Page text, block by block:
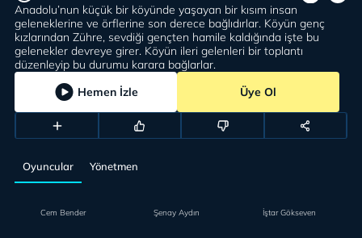
Anadolu’nun küçük bir köyünde yaşayan bir kısım insan
geleneklerine ve örflerine son derece bağlıdırlar. Köyün genç
kızlarından Zühre, sevdiği gençten hamile kaldığında işte bu
gelenekler devreye girer. Köyün ileri gelenleri bir toplantı
düzenleyip bu durumu karara bağlarlar.
Hemen İzle Üye Ol
Oyuncular Yönetmen
Cem Bender Şenay Aydın İştar Gökseven